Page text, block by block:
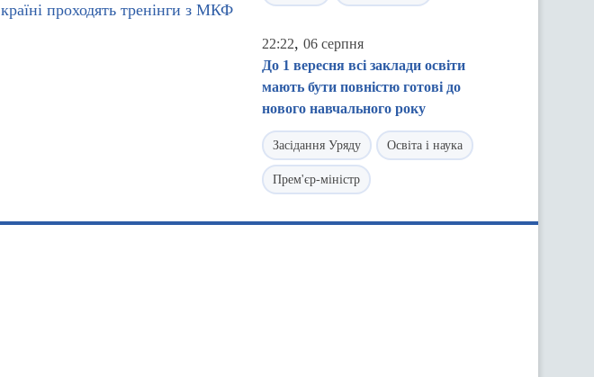
країні проходять тренінги з МКФ
22:22, 06 серпня
До 1 вересня всі заклади освіти
мають бути повністю готові до
нового навчального року
Засідання Уряду Освіта і наука
Прем'єр-міністр